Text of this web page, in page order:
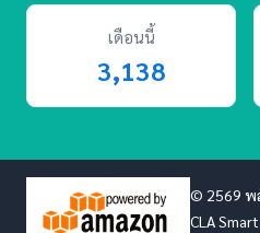
เดือนนี้
3,138
© 2569 พ
CLA